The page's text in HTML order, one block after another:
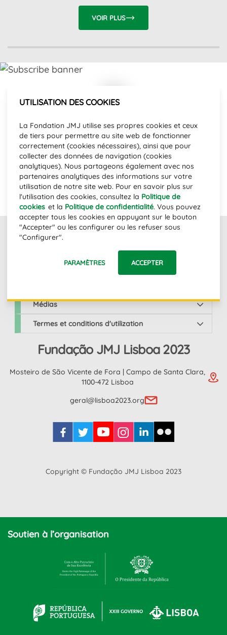
VOIR PLUS
UTILISATION DES COOKIES
La Fondation JMJ utilise ses propres cookies et ceux
de tiers pour permettre au site web de fonctionner
correctement (cookies nécessaires), ainsi que pour
collecter des données de navigation (cookies
analytiques). Nous partageons également avec nos
partenaires analytiques des informations sur votre
utilisation de notre site web. Pour en savoir plus sur
l'utilisation des cookies, consultez la Politique de
cookies et la Politique de confidentialité. Vous pouvez
accepter tous les cookies en appuyant sur le bouton
"Accepter" ou les configurer ou les refuser sous
"Configurer".
PARAMÈTRES ACCEPTER
tenez-vous informés de l'actualité.
Adresse e-mail
S'ABONNER
Links
Médias
Termes et conditions d'utilization
Fundação JMJ Lisboa 2023
Mosteiro de São Vicente de Fora | Campo de Santa Clara,
1100-472 Lisboa
geral@lisboa2023.org
Copyright © Fundação JMJ Lisboa 2023
Soutien à l’organisation